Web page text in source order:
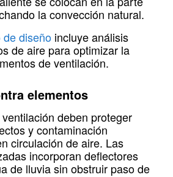
la convección natural.
diseñoincluye análisis
de aire para optimizar la
de ventilación.
elementos
deben proteger
y contaminación
circulación de aire. Las
incorporan deflectores
de lluvia sin obstruir paso de